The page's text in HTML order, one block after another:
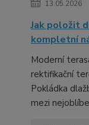
13.05.2026
Jak položit
kompletní
Moderní
rektifikační
Pokládka
mezi